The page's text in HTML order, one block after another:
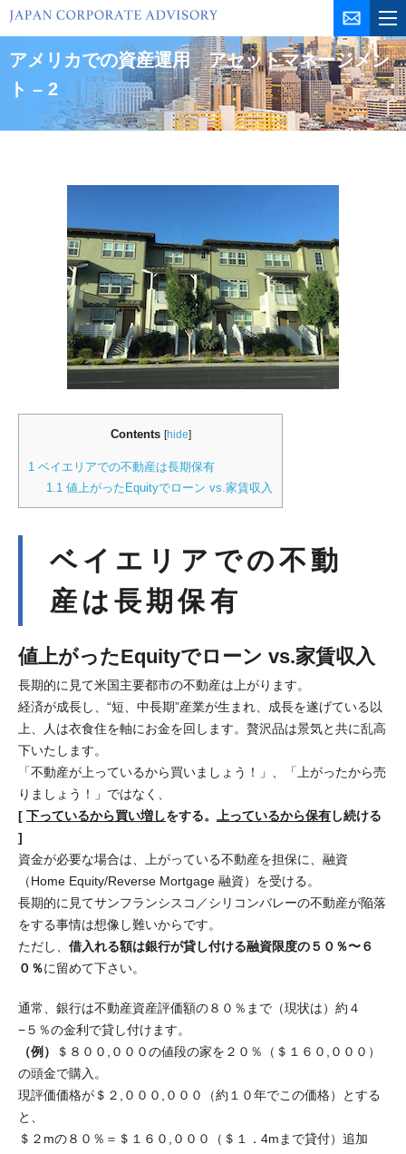
コ
テアメリカでの資産運用 アセットマネージメン
ト – 2
Contents [hide]
1 ベイエリアでの不動産は長期保有
1.1値上がったEquityでローン vs.家賃収入
ベイエリアでの不動
産は長期保有
値上がったEquityでローン vs.家賃収入
長期的に見て米国主要都市の不動産は上がります。
経済が成長し、“短、中長期”産業が生まれ、成長を遂げている以
上、人は衣食住を軸にお金を回します。贅沢品は景気と共に乱高
下いたします。
「不動産が上っているから買いましょう！」、「上がったから売
りましょう！」ではなく、
[ 下っているから買い増しをする。 上っているから保有し続ける
]
資金が必要な場合は、上がっている不動産を担保に、融資
（Home Equity/Reverse Mortgage 融資）を受ける。
長期的に見てサンフランシスコ／シリコンバレーの不動産が陥落
をする事情は想像し難いからです。
ただし、 借入れる額は銀行が貸し付ける融資限度の５０％〜６
０％に留めて下さい。
通常、銀行は不動産資産評価額の８０％まで（現状は）約４
−５％の金利で貸し付けます。
（例）
＄８００,０００の値段の家を２０％（＄１６０,０００）
の頭金で購入。
現評価価格が＄２,０００,０００（約１０年でこの価格）とする
と、
＄２mの８０％＝＄１６０,０００（＄１．4mまで貸付）追加